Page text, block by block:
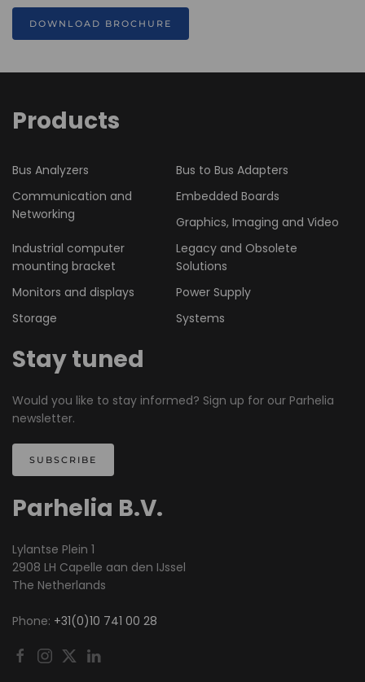
DOWNLOAD BROCHURE
Products
Bus Analyzers
Bus to Bus Adapters
Communication and
Networking
Embedded Boards
Graphics, Imaging and Video
Industrial computer
mounting bracket
Legacy and Obsolete
Solutions
Monitors and displays
Power Supply
Storage
Systems
Stay tuned
Would you like to stay informed? Sign up for our Parhelia
newsletter.
SUBSCRIBE
Parhelia B.V.
Lylantse Plein 1
2908 LH Capelle aan den IJssel
The Netherlands
Phone: +31(0)10 741 00 28